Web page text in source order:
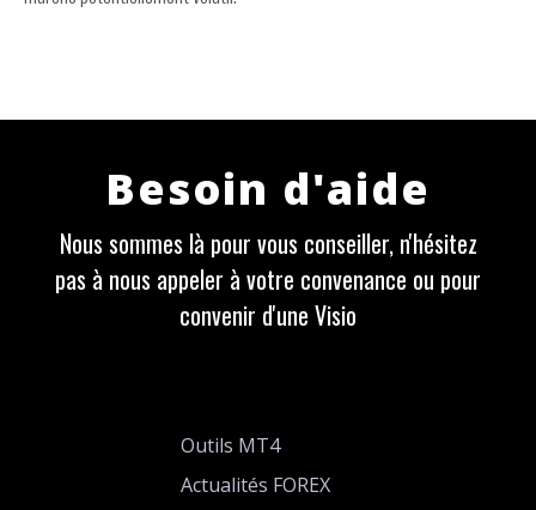
Besoin d'aide
Nous sommes là pour vous conseiller, n'hésitez
pas à nous appeler à votre convenance ou pour
convenir d'une Visio
Outils MT4
Actualités FOREX